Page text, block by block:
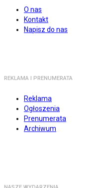
O nas
Kontakt
Napisz do nas
REKLAMA I PRENUMERATA
Reklama
Ogłoszenia
Prenumerata
Archiwum